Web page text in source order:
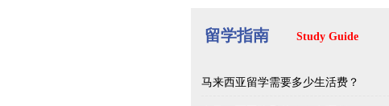
留学指南
马来西亚留学需要多少生活费？
Study Guide